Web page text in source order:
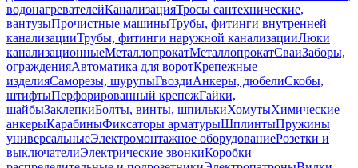
водонагревателейКанализацияТросы сантехнические,
вантузыПрочистные машиныТрубы, фитинги внутренней
канализацииТрубы, фитинги наружной канализацииЛюки
канализационныеМеталлопрокатМеталлопрокатСваиЗаборы,
огражденияАвтоматика для воротКрепежные
изделияСаморезы, шурупыГвоздиАнкеры, дюбелиСкобы,
штифтыПерфорированный крепежГайки,
шайбыЗаклепкиБолты, винты, шпилькиХомутыХимические
анкерыКарабиныФиксаторы арматурыШплинтыПружины
универсальныеЭлектромонтажное оборудованиеРозетки и
выключателиЭлектрические звонкиКоробки